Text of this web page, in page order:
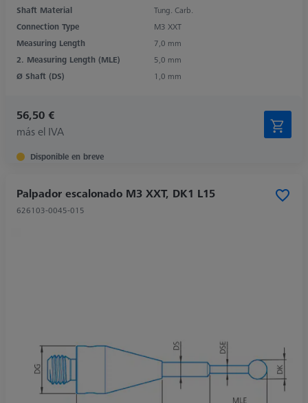
Shaft Material
Tung. Carb.
Connection Type
M3 XXT
Measuring Length
7,0 mm
2. Measuring Length (MLE)
5,0 mm
Ø Shaft (DS)
1,0 mm
56,50 €
más el IVA
Disponible en breve
Palpador escalonado M3 XXT, DK1 L15
626103-0045-015